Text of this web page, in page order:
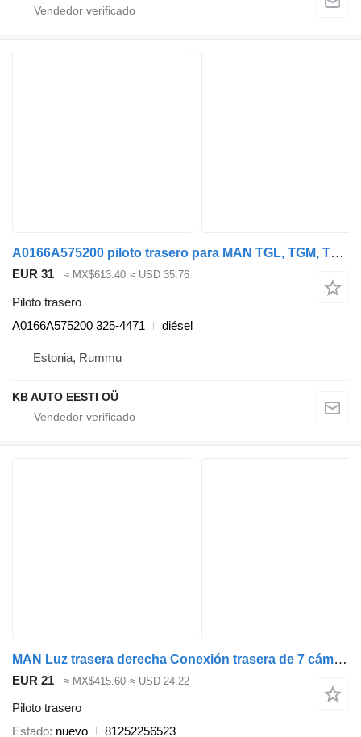
A0166A575200 piloto trasero para MAN TGL, TGM, TGS, TGX (2005-2021) camión
EUR 31 ≈ MX$613.40 ≈ USD 35.76
Piloto trasero
A0166A575200 325-4471
diésel
Estonia, Rummu
KB AUTO EESTI OÜ
MAN Luz trasera derecha Conexión trasera de 7 cámaras 81252256523 piloto trasero para camión
EUR 21 ≈ MX$415.60 ≈ USD 24.22
Piloto trasero
Estado nuevo 81252256523